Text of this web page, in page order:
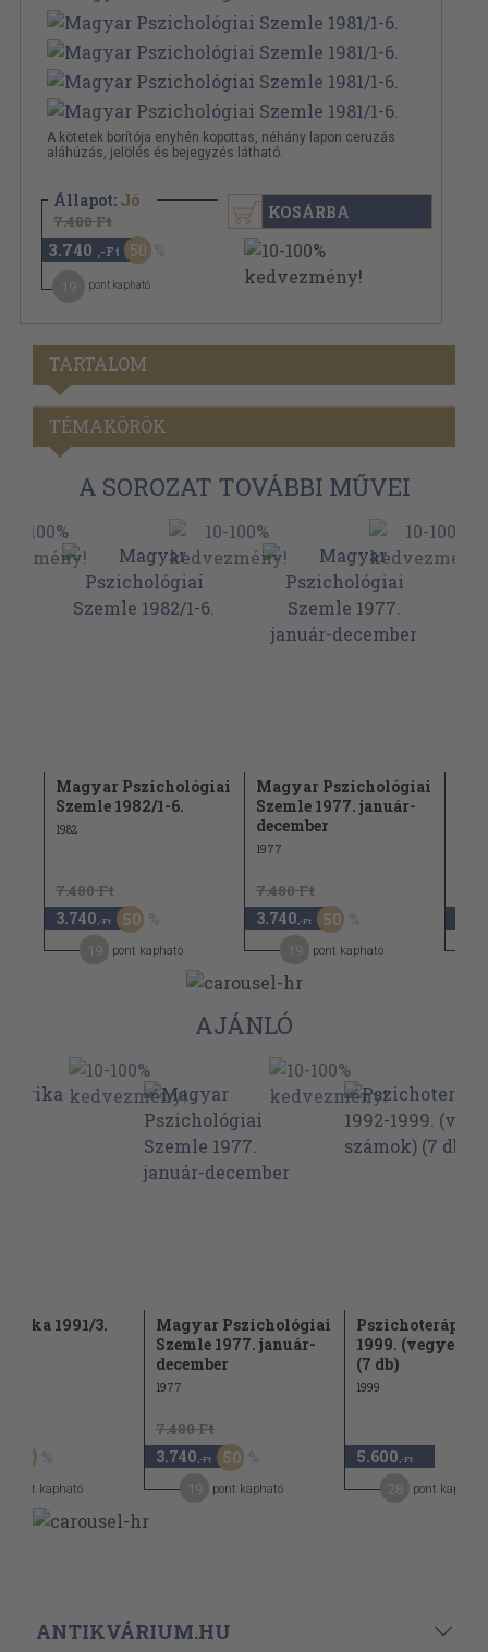
A kötetek borítója enyhén kopottas, néhány lapon ceruzás
aláhúzás, jelölés és bejegyzés látható.
Állapot: Jó
7.480 Ft
3.740 ,-Ft 50
pont kapható
KOSÁRBA
TARTALOM
TÉMAKÖRÖK
A SOROZAT TOVÁBBI MŰVEI
Magyar Pszichológiai
Szemle 1982/1-6.
1982
7.480 Ft
3.740 ,-Ft 50
pont kapható
Magyar Pszichológiai
Szemle 1977. január-
december
1977
7.480 Ft
3.740 ,-Ft 50
pont kapható
AJÁNLÓ
1991/3.
50
pont kapható
Magyar Pszichológiai
Szemle 1977. január-
december
1977
7.480 Ft
3.740 ,-Ft 50
pont kapható
Pszichoterápia
1999. (vegyes
(7 db)
1999
5.600 ,-Ft
pont kapható
ANTIKVÁRIUM.HU